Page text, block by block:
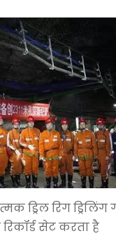
ड्रिल रिग ड्रिलिंग
सेट करता है